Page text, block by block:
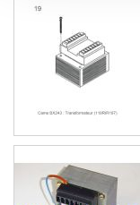
109,65 €